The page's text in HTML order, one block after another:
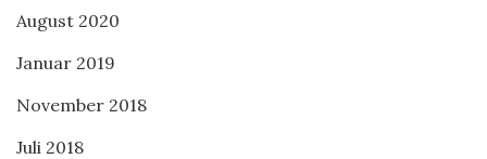
August 2020
Januar 2019
November 2018
Juli 2018